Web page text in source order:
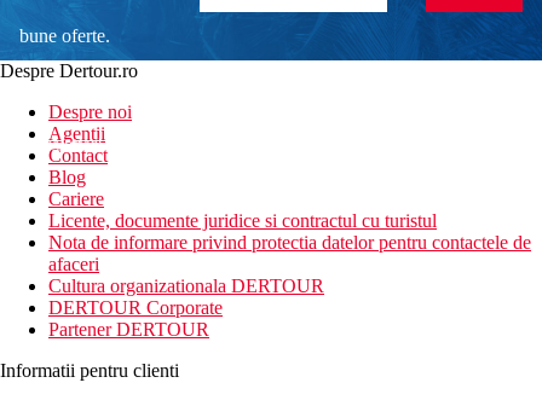
bune oferte.
newsletter!
Despre Dertour.ro
Despre noi
Agentii
Contact
Blog
Cariere
Licente, documente juridice si contractul cu turistul
Nota de informare privind protectia datelor pentru contactele de
afaceri
Cultura organizationala DERTOUR
DERTOUR Corporate
Partener DERTOUR
Informatii pentru clienti